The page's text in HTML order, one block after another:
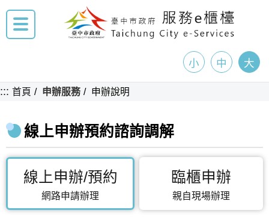
小 中 大
::: 首頁 申辦服務 申辦說明
線上申辦預約諮詢調解
線上申辦/預約
網路申請辦理
臨櫃申辦
親自現場辦理